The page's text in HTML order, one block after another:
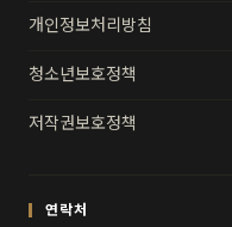
개인정보처리방침
청소년보호정책
저작권보호정책
연락처